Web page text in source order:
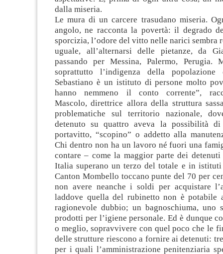
dalla miseria.
Le mura di un carcere trasudano miseria.
angolo, ne racconta la povertà: il degrado
sporcizia, l’odore del vitto nelle narici sembra
uguale, all’alternarsi delle pietanze, da
passando per Messina, Palermo,
soprattutto l’indigenza della popolazione
Sebastiano è un istituto di persone molto
hanno nemmeno il conto corrente”,
Mascolo, direttrice allora della struttura
problematiche sul territorio nazionale,
detenuto su quattro aveva la possibilità di
portavitto, “scopino” o addetto alla
Chi dentro non ha un lavoro né fuori una
contare – come la maggior parte dei
Italia superano un terzo del totale e in
Canton Mombello toccano punte del 70 per
non avere neanche i soldi per acquistare
laddove quella del rubinetto non è
ragionevole dubbio; un bagnoschiuma, uno
prodotti per l’igiene personale. Ed è dunque
o meglio, sopravvivere con quel poco che le
delle strutture riescono a fornire ai detenuti:
per i quali l’amministrazione penitenziaria